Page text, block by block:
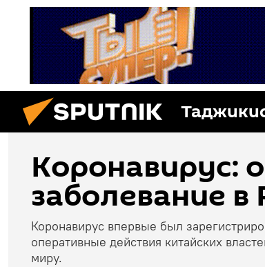
Коронавирус:
заболевание в
Коронавирус впервые был
оперативные действия китайских
миру.